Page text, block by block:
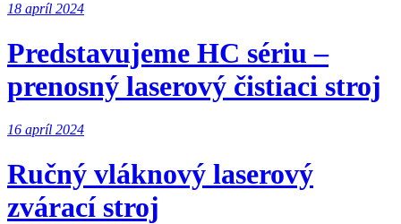
18 apríl 2024
Predstavujeme HC sériu –
prenosný laserový čistiaci stroj
16 apríl 2024
Ručný vláknový laserový
zvárací stroj